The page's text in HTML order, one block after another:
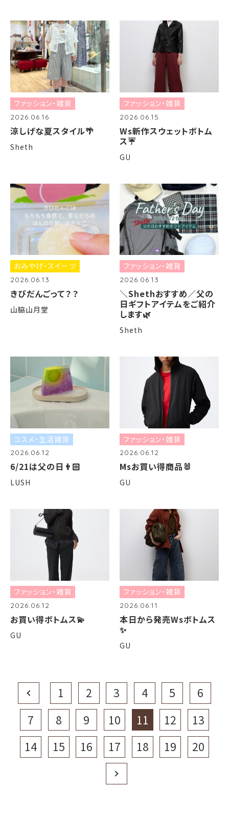
ファッション・雑貨
2026.06.16
涼しげな夏スタイル🌴
Sheth
ファッション・雑貨
2026.06.15
Ws新作スウェットボトム
ス☔️
GU
おみやげ・スイーツ
2026.06.13
きびだんごって？？
山脇山月堂
ファッション・雑貨
2026.06.13
＼Shethおすすめ／父の
日ギフトアイテムをご紹介
します🌿
Sheth
コスメ・生活雑貨
2026.06.12
6/21は父の日👨🏻
LUSH
ファッション・雑貨
2026.06.12
Msお買い得商品🐰
GU
ファッション・雑貨
2026.06.12
お買い得ボトムス💫
GU
ファッション・雑貨
2026.06.11
本日から発売Wsボトムス
✨
GU
Prev 1 2 3 4 5
6
7
8 9 10 11 12
13
14
15 16 17 18 19
20
Next